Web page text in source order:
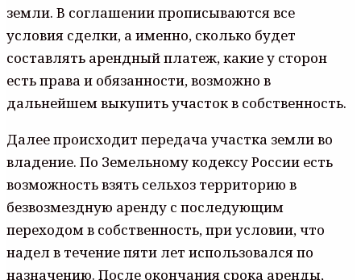
земли. В соглашении прописываются все
условия сделки, а именно, сколько будет
составлять арендный платеж, какие у сторон
есть права и обязанности, возможно в
дальнейшем выкупить участок в собственность.
Далее происходит передача участка земли во
владение. По Земельному кодексу России есть
возможность взять сельхоз территорию в
безвозмездную аренду с последующим
переходом в собственность, при условии, что
надел в течение пяти лет использовался по
назначению. После окончания срока аренды,